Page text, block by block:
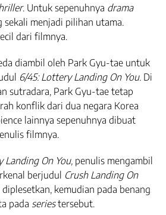
. Untuk sepenuhnya drama
sekali menjadi pilihan utama.
dari filmnya.
diambil oleh Park Gyu-tae untuk
6/45: Lottery Landing On You. Di
sutradara, Park Gyu-tae tetap
konflik dari dua negara Korea
lainnya sepenuhnya dibuat
filmnya.
Landing On You, penulis mengambil
berjudul Crush Landing On
kemudian pada benang
pada seriestersebut.